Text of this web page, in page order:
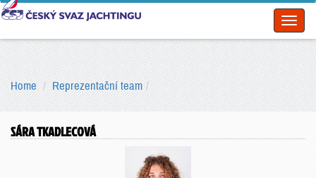
Home Reprezentační team
SÁRA TKADLECOVÁ